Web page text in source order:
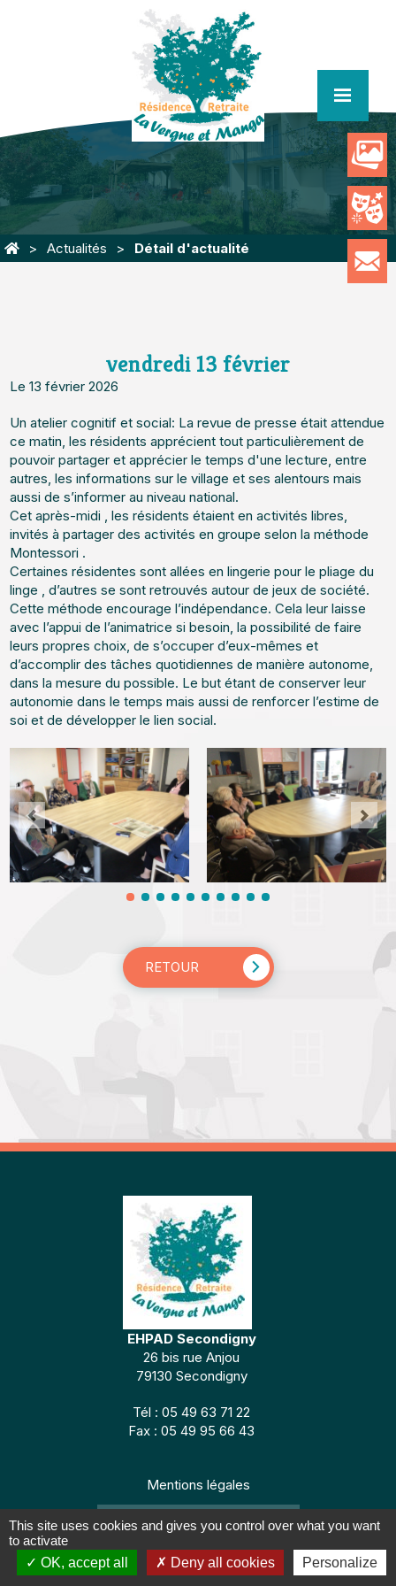
menu
Actualités Détail d'actualité
vendredi 13 février
Le 13 février 2026
Un atelier cognitif et social: La revue de presse était attendue
ce matin, les résidents apprécient tout particulièrement de
pouvoir partager et apprécier le temps d'une lecture, entre
autres, les informations sur le village et ses alentours mais
aussi de s’informer au niveau national.
Cet après-midi , les résidents étaient en activités libres,
invités à partager des activités en groupe selon la méthode
Montessori .
Certaines résidentes sont allées en lingerie pour le pliage du
linge , d’autres se sont retrouvés autour de jeux de société.
Cette méthode encourage l’indépendance. Cela leur laisse
avec l’appui de l’animatrice si besoin, la possibilité de faire
leurs propres choix, de s’occuper d’eux-mêmes et
d’accomplir des tâches quotidiennes de manière autonome,
dans la mesure du possible. Le but étant de conserver leur
autonomie dans le temps mais aussi de renforcer l’estime de
soi et de développer le lien social.
RETOUR
EHPAD Secondigny
26 bis rue Anjou
79130 Secondigny
Tél : 05 49 63 71 22
Fax : 05 49 95 66 43
Mentions légales
CONCEPTION : TABULARASA
This site uses cookies and gives you control over what you want
to activate
OK, accept all
Deny all cookies Personalize